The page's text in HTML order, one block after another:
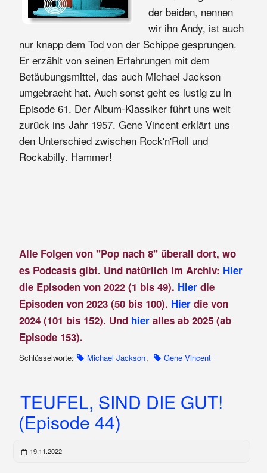
der beiden, nennen
wir ihn Andy, ist auch
nur knapp dem Tod von der Schippe gesprungen.
Er erzählt von seinen Erfahrungen mit dem
Betäubungsmittel, das auch Michael Jackson
umgebracht hat. Auch sonst geht es lustig zu in
Episode 61. Der Album-Klassiker führt uns weit
zurück ins Jahr 1957. Gene Vincent erklärt uns
den Unterschied zwischen Rock'n'Roll und
Rockabilly. Hammer!
Alle Folgen von "Pop nach 8" überall dort, wo
es Podcasts gibt. Und natürlich im Archiv: Hier
die Episoden von 2022 (1 bis 49). Hierdie
Episoden von 2023 (50 bis 100). Hier die von
2024 (101 bis 152). Und hier alles ab 2025 (ab
Episode 153).
Schlüsselworte: Michael Jackson, Gene Vincent
TEUFEL, SIND DIE GUT!
(Episode 44)
19.11.2022